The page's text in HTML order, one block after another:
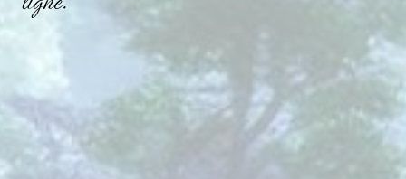
Mon compte
Panier